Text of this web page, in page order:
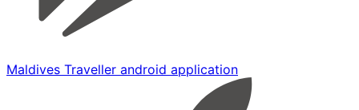
Maldives Traveller android application